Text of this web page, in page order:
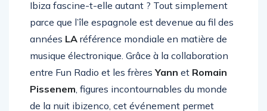
Ibiza fascine-t-elle autant ? Tout simplement
parce que l’île espagnole est devenue au fil des
années
LA
référence mondiale en matière de
musique électronique. Grâce à la collaboration
entre Fun Radio et les frères
Yann et Romain
Pissenem, figures incontournables du monde